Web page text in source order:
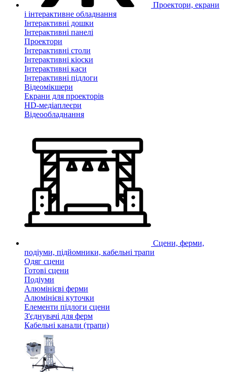
Проектори, екрани
і інтерактивне обладнання
Інтерактивні дошки
Інтерактивні панелі
Проектори
Інтерактивні столи
Інтерактивні кіоски
Інтерактивні каси
Інтерактивні підлоги
Відеомікшери
Екрани для проекторів
HD-медіаплеєри
Відеообладнання
Сцени, ферми,
подіуми, підйомники, кабельні трапи
Одяг сцени
Готові сцени
Подіуми
Алюмінієві ферми
Алюмінієві куточки
Елементи підлоги сцени
З'єднувачі для ферм
Кабельні канали (трапи)